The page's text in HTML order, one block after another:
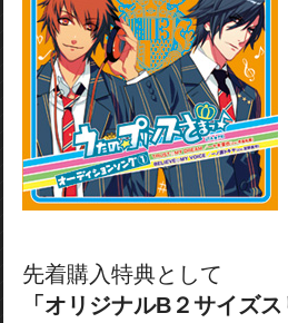
先着購入特典として
「オリジナルB２サイズス